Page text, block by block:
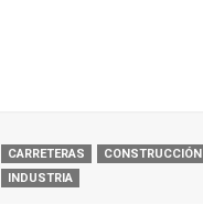
CARRETERAS
CONSTRUCCIÓN
INDUSTRIA